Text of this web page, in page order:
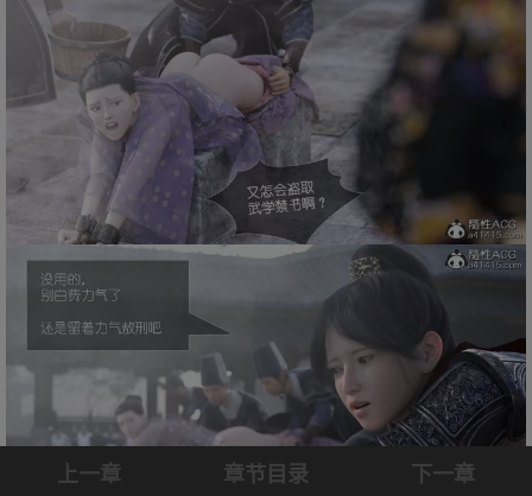
上一章 章节目录 下一章